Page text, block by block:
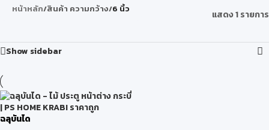
หน้าหลัก/สินค้า ความกว้าง/6 นิ้ว แสดง 1 รายการ
Show sidebar
ฉลุบันได